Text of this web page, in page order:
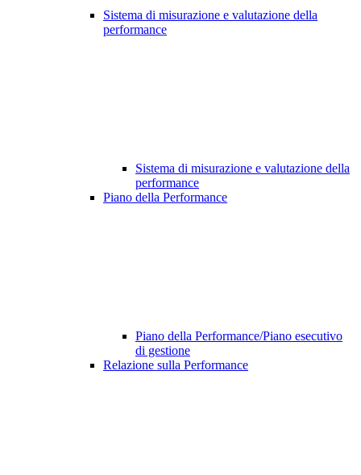
Sistema di misurazione e valutazione della
performance
Sistema di misurazione e valutazione della
performance
Piano della Performance
Piano della Performance/Piano esecutivo
di gestione
Relazione sulla Performance